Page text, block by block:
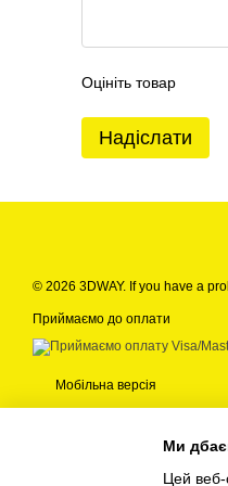
Оцініть товар
Надіслати
© 2026 3DWAY. If you have a
Приймаємо до оплати
Мобільна версія
Ми
Цей веб-